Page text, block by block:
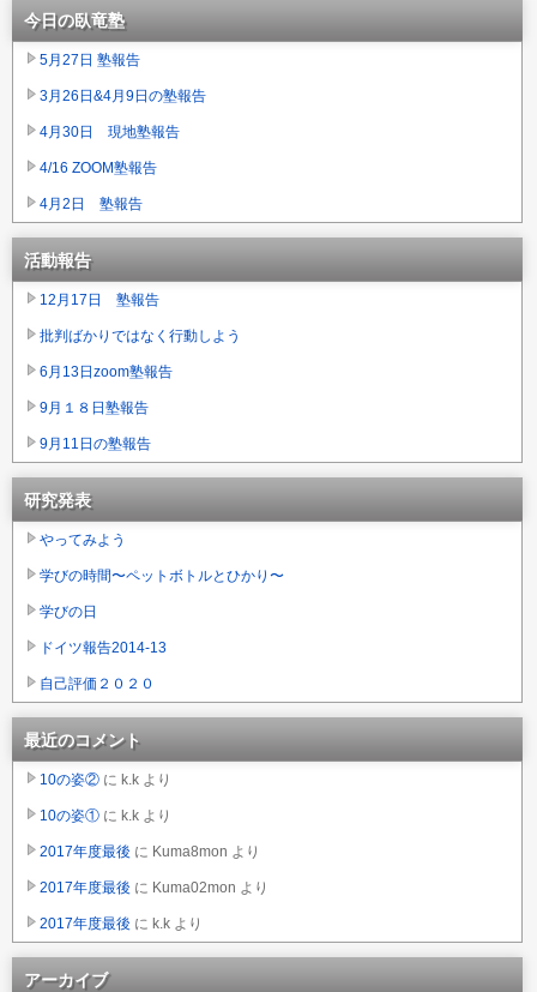
今日の臥竜塾
5月27日 塾報告
3月26日&4月9日の塾報告
4月30日 現地塾報告
4/16 ZOOM塾報告
4月2日 塾報告
活動報告
12月17日 塾報告
批判ばかりではなく行動しよう
6月13日zoom塾報告
9月１８日塾報告
9月11日の塾報告
研究発表
やってみよう
学びの時間〜ペットボトルとひかり〜
学びの日
ドイツ報告2014-13
自己評価２０２０
最近のコメント
10の姿② に k.k より
10の姿① に k.k より
2017年度最後 に Kuma8mon より
2017年度最後 に Kuma02mon より
2017年度最後 に k.k より
アーカイブ